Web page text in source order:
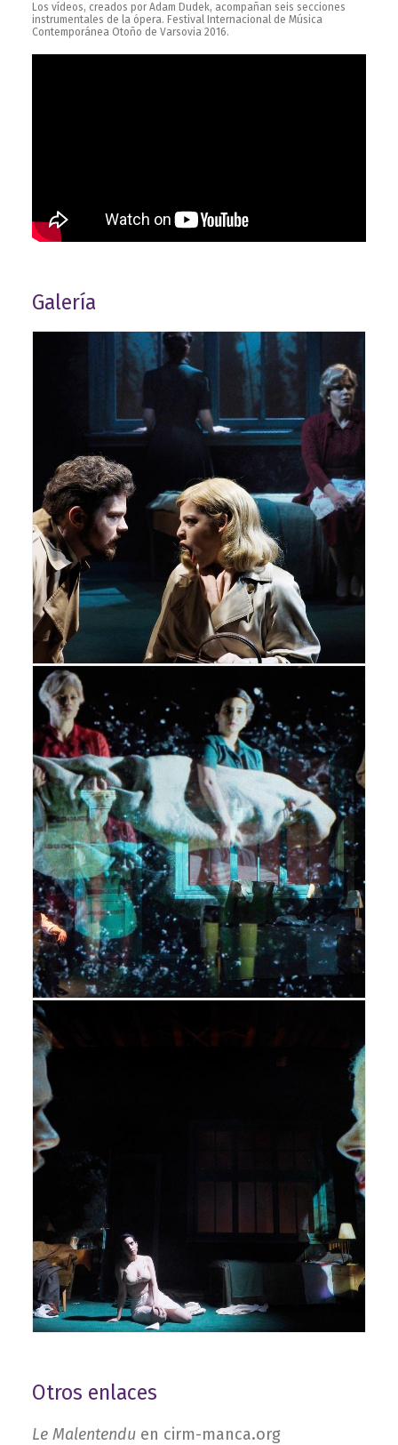
Los vídeos, creados por Adam Dudek, acompañan seis secciones
instrumentales de la ópera. Festival Internacional de Música
Contemporánea Otoño de Varsovia 2016.
Galería
Otros enlaces
Le Malentendu en cirm-manca.org